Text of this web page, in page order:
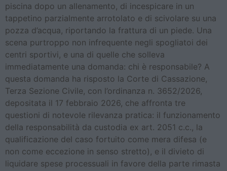
piscina dopo un allenamento, di incespicare in un
tappetino parzialmente arrotolato e di scivolare su una
pozza d’acqua, riportando la frattura di un piede. Una
scena purtroppo non infrequente negli spogliatoi dei
centri sportivi, e una di quelle che solleva
immediatamente una domanda: chi è responsabile? A
questa domanda ha risposto la Corte di Cassazione,
Terza Sezione Civile, con l’ordinanza n. 3652/2026,
depositata il 17 febbraio 2026, che affronta tre
questioni di notevole rilevanza pratica: il funzionamento
della responsabilità da custodia ex art. 2051 c.c., la
qualificazione del caso fortuito come mera difesa (e
non come eccezione in senso stretto), e il divieto di
liquidare spese processuali in favore della parte rimasta